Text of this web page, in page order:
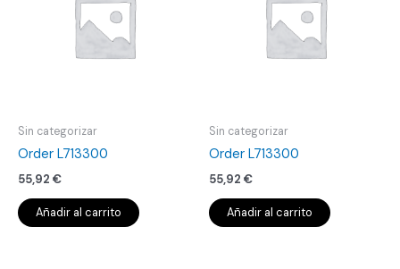
Sin categorizar
Order L713300
55,92 €
Añadir al carrito
Sin categorizar
Order L713300
55,92 €
Añadir al carrito